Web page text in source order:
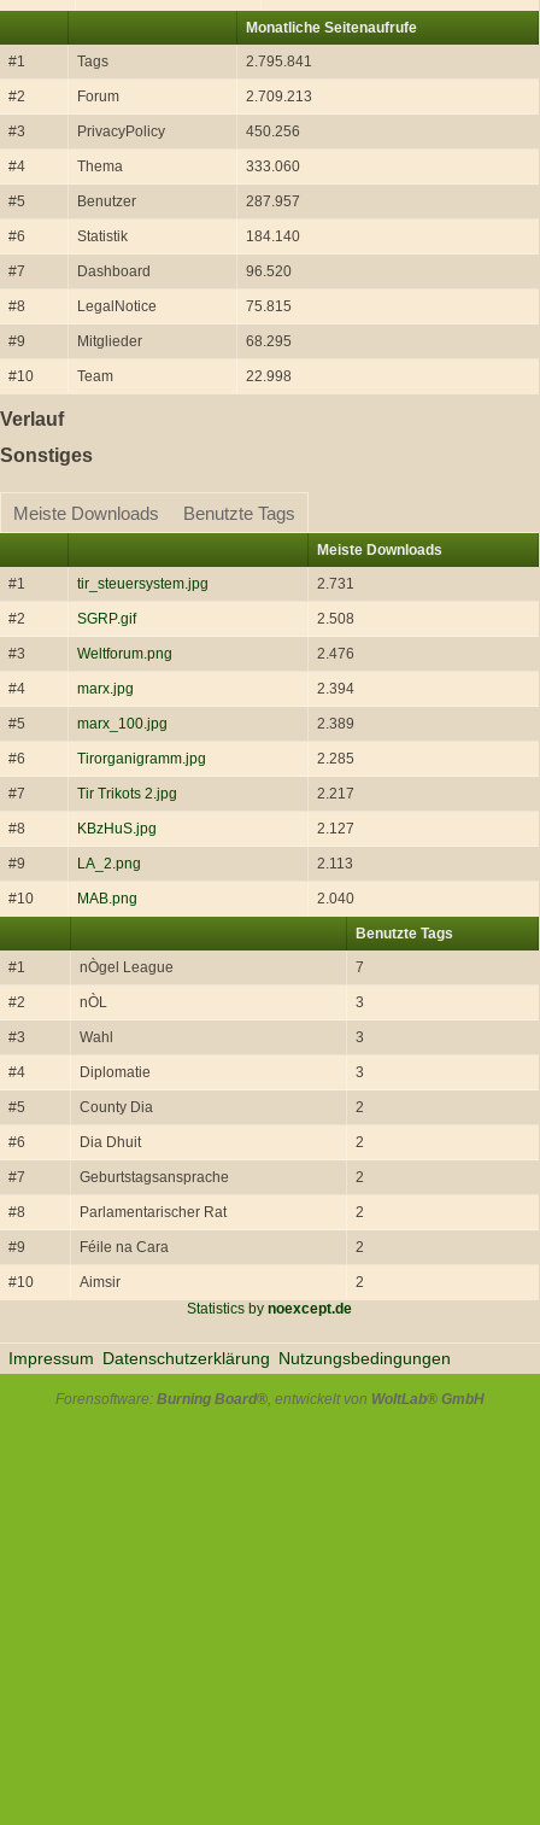
Monatliche Seitenaufrufe
#1 Tags 2.795.841
#2 Forum 2.709.213
#3 PrivacyPolicy 450.256
#4 Thema 333.060
#5 Benutzer 287.957
#6 Statistik 184.140
#7 Dashboard 96.520
#8 LegalNotice 75.815
#9 Mitglieder 68.295
#10 Team 22.998
Verlauf
Sonstiges
Meiste Downloads Benutzte Tags
Meiste Downloads
#1 tir_steuersystem.jpg 2.731
#2 SGRP.gif 2.508
#3 Weltforum.png 2.476
#4 marx.jpg 2.394
#5 marx_100.jpg 2.389
#6 Tirorganigramm.jpg 2.285
#7 Tir Trikots 2.jpg 2.217
#8 KBzHuS.jpg 2.127
#9 LA_2.png 2.113
#10 MAB.png 2.040
Benutzte Tags
#1 nÒgel League 7
#2 nÒL 3
#3 Wahl 3
#4 Diplomatie 3
#5 County Dia 2
#6 Dia Dhuit 2
#7 Geburtstagsansprache 2
#8 Parlamentarischer Rat 2
#9 Féile na Cara 2
#10 Aimsir
2
Statistics by noexcept.de
Impressum Datenschutzerklärung Nutzungsbedingungen
Forensoftware: Burning Board® , entwickelt von WoltLab® GmbH